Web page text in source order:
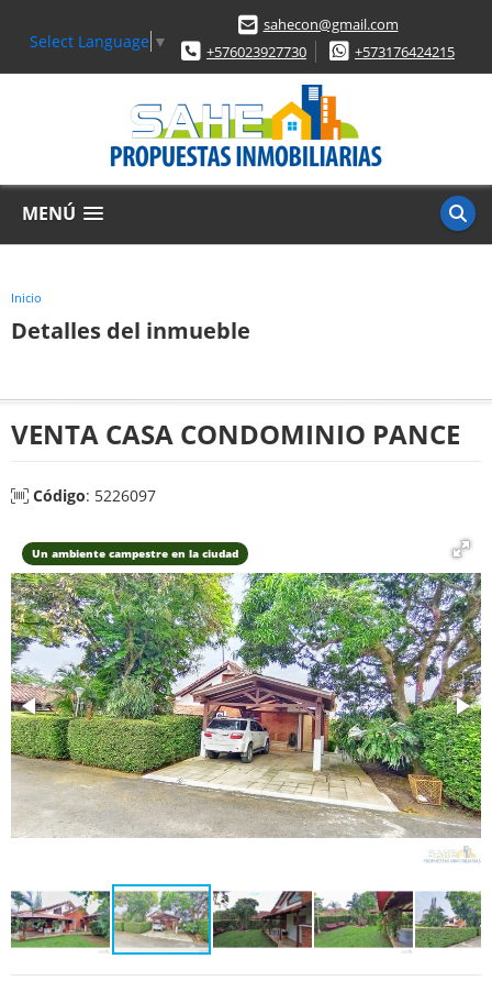
Select Language ▼
sahecon@gmail.com
+576023927730
+573176424215
MENÚ
Inicio
Detalles del inmueble
VENTA CASA CONDOMINIO PANCE
Código: 5226097
Un ambiente campestre en la ciudad